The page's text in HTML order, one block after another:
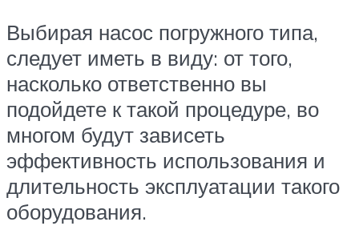
Выбирая насос погружного типа,
следует иметь в виду: от того,
насколько ответственно вы
подойдете к такой процедуре, во
многом будут зависеть
эффективность использования и
длительность эксплуатации такого
оборудования.